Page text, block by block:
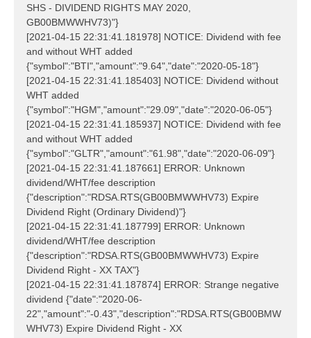
SHS - DIVIDEND RIGHTS MAY 2020,
GB00BMWWHV73)"}
[2021-04-15 22:31:41.181978] NOTICE: Dividend with fee
and without WHT added
{"symbol":"BTI","amount":"9.64","date":"2020-05-18"}
[2021-04-15 22:31:41.185403] NOTICE: Dividend without
WHT added
{"symbol":"HGM","amount":"29.09","date":"2020-06-05"}
[2021-04-15 22:31:41.185937] NOTICE: Dividend with fee
and without WHT added
{"symbol":"GLTR","amount":"61.98","date":"2020-06-09"}
[2021-04-15 22:31:41.187661] ERROR: Unknown
dividend/WHT/fee description
{"description":"RDSA.RTS(GB00BMWWHV73) Expire
Dividend Right (Ordinary Dividend)"}
[2021-04-15 22:31:41.187799] ERROR: Unknown
dividend/WHT/fee description
{"description":"RDSA.RTS(GB00BMWWHV73) Expire
Dividend Right - XX TAX"}
[2021-04-15 22:31:41.187874] ERROR: Strange negative
dividend {"date":"2020-06-
22","amount":"-0.43","description":"RDSA.RTS(GB00BMW
WHV73) Expire Dividend Right - XX